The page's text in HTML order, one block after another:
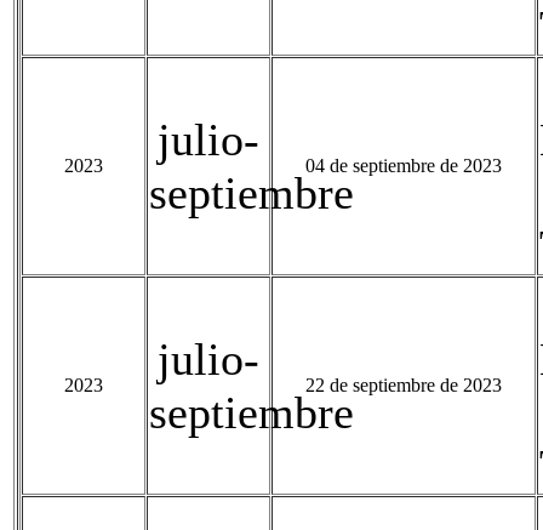
2023
julio-
septiembre
04 de septiembre de 2023
2023
julio-
septiembre
22 de septiembre de 2023